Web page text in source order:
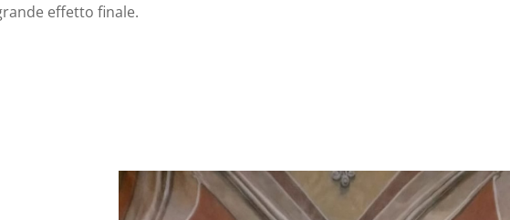
effetto finale.